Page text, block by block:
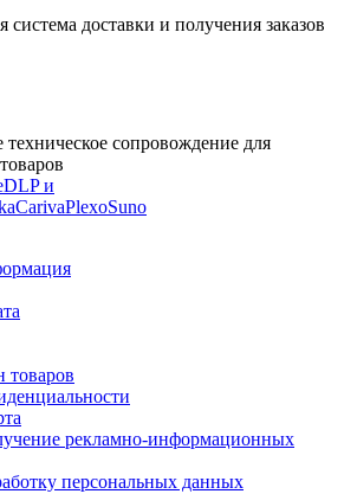
система доставки и получения заказов
сопровождение для
DLP и
CarivaPlexoSuno
товаров
рекламно-информационных
персональных данных